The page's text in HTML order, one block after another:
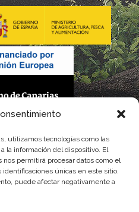
utilizamos tecnologías como las
la información del dispositivo. El
permitirá procesar datos como el
identificaciones únicas en este sitio.
puede afectar negativamente a
Gobierno de Canarias
de gastos del Instituto Canario de